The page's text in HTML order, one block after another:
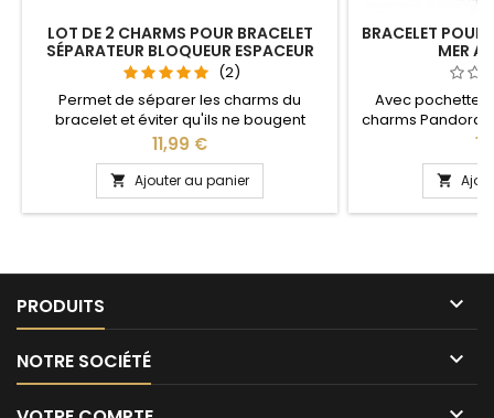
LOT DE 2 CHARMS POUR BRACELET
SÉPARATEUR BLOQUEUR ESPACEUR
(2)
Permet de séparer les charms du
bracelet et éviter qu'ils ne bougent
Compatible avec les bracelets Pandora,
Gnoce et les bracelets charm de notre
site idéal pour : Noël, Saint Valentin,
anniversaire, anniversaire de mariage
Prix
11,99 €
 Ajouter au panier
BRACELET
MER
Avec pochette
charms Pandora
notre site idéal
anniversaire,
Plusieurs tailles
cm Pour la
2cm en

PRODUITS 
NOTRE SOCIÉTÉ 